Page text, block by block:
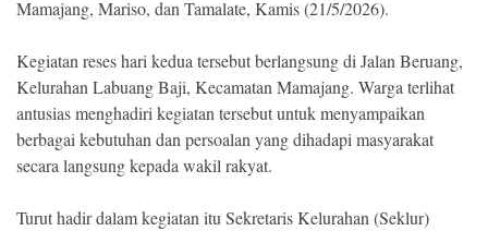
Mamajang, Mariso, dan Tamalate, Kamis (21/5/2026).
Kegiatan reses hari kedua tersebut berlangsung di Jalan Beruang,
Kelurahan Labuang Baji, Kecamatan Mamajang. Warga terlihat
antusias menghadiri kegiatan tersebut untuk menyampaikan
berbagai kebutuhan dan persoalan yang dihadapi masyarakat
secara langsung kepada wakil rakyat.
Turut hadir dalam kegiatan itu Sekretaris Kelurahan (Seklur)